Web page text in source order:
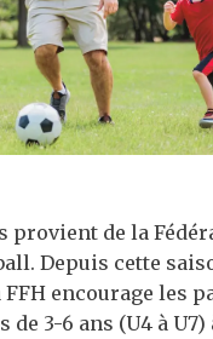
provient de la
Depuis cette
encourage les
de 3-6 ans (U4 à